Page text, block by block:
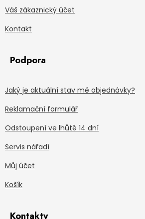
Váš zákaznický účet
Kontakt
Podpora
Jaký je aktuální stav mé objednávky?
Reklamační formulář
Odstoupení ve lhůtě 14 dní
Servis nářadí
Můj účet
Košík
Kontakty